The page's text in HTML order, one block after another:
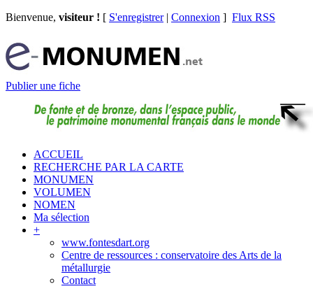
Bienvenue, visiteur ! [ S'enregistrer| Connexion ] Flux RSS
Publier une fiche
ACCUEIL
RECHERCHE PAR LA CARTE
MONUMEN
VOLUMEN
NOMEN
Ma sélection
+
www.fontesdart.org
Centre de ressources : conservatoire des Arts de la
métallurgie
Contact